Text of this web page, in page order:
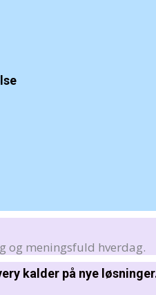
og meningsfuld hverdag.
kalder på nye